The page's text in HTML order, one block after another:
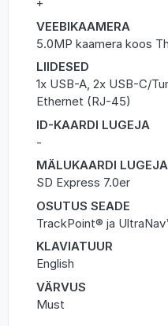
+
VEEBIKAAMERA
5.0MP kaamera koos
LIIDESED
1x USB-A, 2x USB-C/
Ethernet (RJ-45)
ID-KAARDI LUGEJA
-
MÄLUKAARDI LUGEJA
SD Express 7.0er
OSUTUS SEADE
TrackPoint® ja
KLAVIATUUR
English
VÄRVUS
Must